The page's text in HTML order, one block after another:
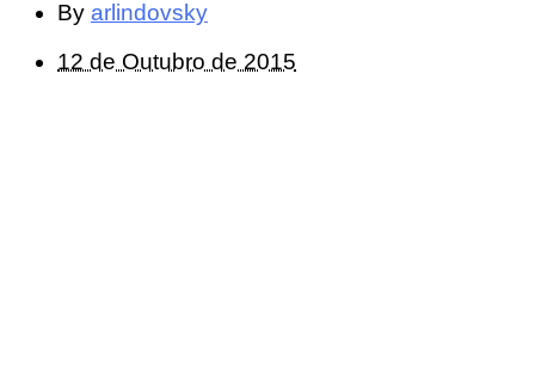
By arlindovsky
12 de Outubro de 2015